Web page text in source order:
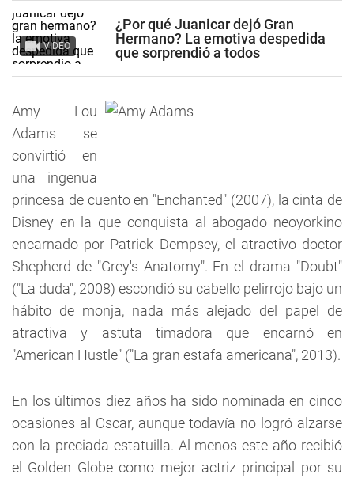
VIDEO
¿Por qué Juanicar dejó Gran
Hermano? La emotiva despedida
que sorprendió a todos
Amy Lou
Adams se
convirtió en
una ingenua
princesa de cuento en "Enchanted" (2007), la cinta de
Disney en la que conquista al abogado neoyorkino
encarnado por Patrick Dempsey, el atractivo doctor
Shepherd de "Grey's Anatomy". En el drama "Doubt"
("La duda", 2008) escondió su cabello pelirrojo bajo un
hábito de monja, nada más alejado del papel de
atractiva y astuta timadora que encarnó en
"American Hustle" ("La gran estafa americana", 2013).
En los últimos diez años ha sido nominada en cinco
ocasiones al Oscar, aunque todavía no logró alzarse
con la preciada estatuilla. Al menos este año recibió
el Golden Globe como mejor actriz principal por su